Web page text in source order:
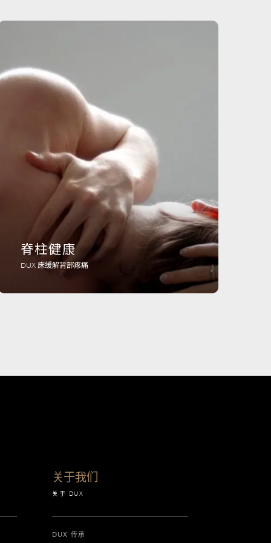
脊柱健康
DUX 床缓解背部疼痛
关于我们
关于 DUX
DUX 传承